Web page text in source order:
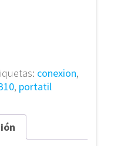
conexion,
, portatil